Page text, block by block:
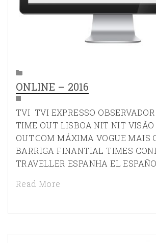
ONLINE – 2016
TVI TVI EXPRESSO
TIME OUT LISBOA NIT NIT
OUT.COM MÁXIMA VOGUE MAIS
BARRIGA FINANTIAL TIMES
TRAVELLER ESPANHA EL
Read More